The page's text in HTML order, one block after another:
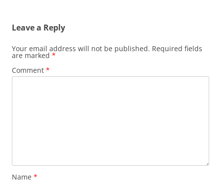
Leave a Reply
Your email address will not be published. Required fields
are marked *
Comment *
Name *